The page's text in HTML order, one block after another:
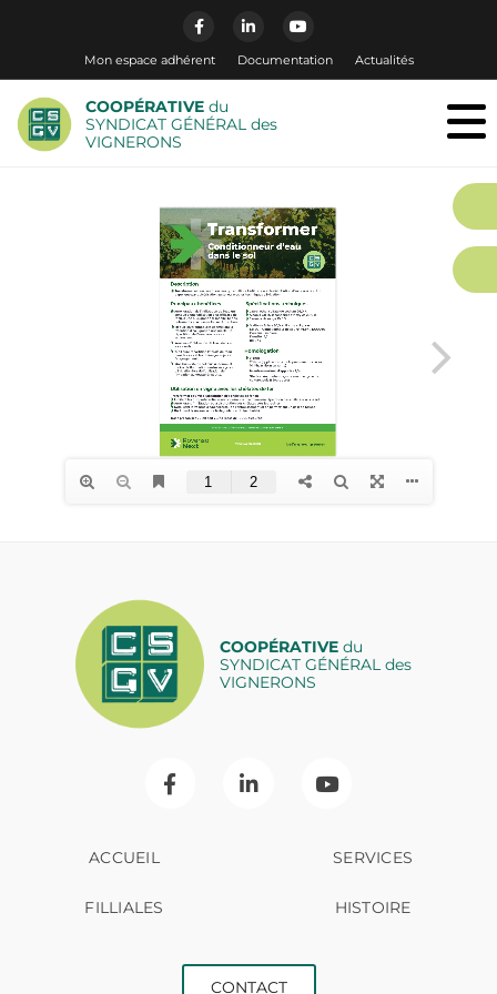
Mon espace adhérent Documentation Actualités
COOPÉRATIVE du
SYNDICAT GÉNÉRAL des
VIGNERONS
COOPÉRATIVEdu
SYNDICAT GÉNÉRAL des
VIGNERONS
ACCUEIL SERVICES
FILLIALES HISTOIRE
CONTACT